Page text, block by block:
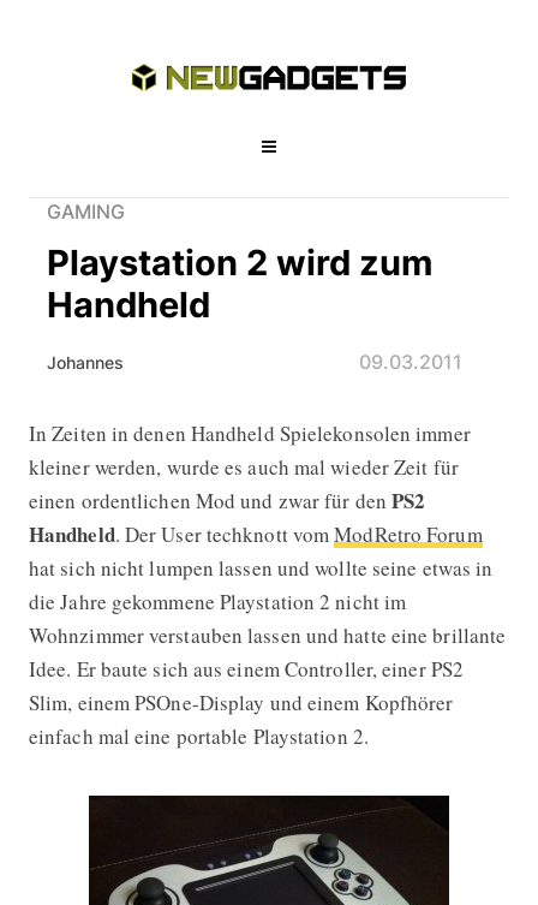
GAMING
Playstation 2 wird zum
Handheld
Johannes 09.03.2011
Playstation 2 wird zum Handheld
In Zeiten in denen Handheld Spielekonsolen immer
kleiner werden, wurde es auch mal wieder Zeit für
einen ordentlichen Mod und zwar für den PS2
Handheld. Der User techknott vomModRetro Forum
hat sich nicht lumpen lassen und wollte seine etwas in
die Jahre gekommene Playstation 2 nicht im
Wohnzimmer verstauben lassen und hatte eine brillante
Idee. Er baute sich aus einem Controller, einer PS2
Slim, einem PSOne-Display und einem Kopfhörer
einfach mal eine portable Playstation 2.